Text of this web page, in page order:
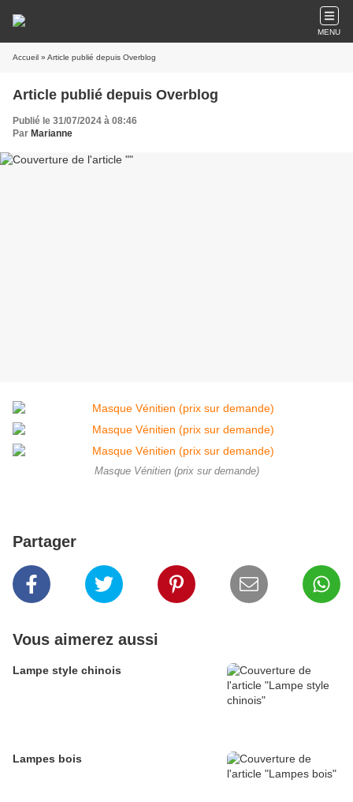
MENU
Accueil » Article publié depuis Overblog
Article publié depuis Overblog
Publié le 31/07/2024 à 08:46
Par Marianne
Masque Vénitien (prix sur demande)
Partager
Vous aimerez aussi
Lampe style chinois
Lampes bois